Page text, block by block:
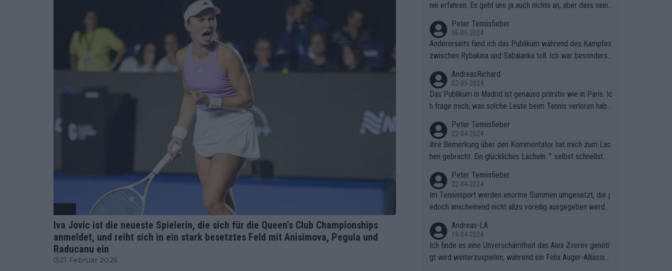
Iva Jovic ist die neueste Spielerin, die sich für die Queen's Club Championships
anmeldet, und reiht sich in ein stark besetztes Feld mit Anisimova, Pegula und
Raducanu ein
21 Februar 2026
nie erfahren. Es geht uns ja auch nichts an, aber dass seine
Peter Tennisfieber
06-05-2024
Andererseits fand ich das Publikum während des Kampfes
zwischen Rybakina und Sabalanka toll. Ich war besonders ü
AndreasRichard
02-05-2024
Das Publikum in Madrid ist genauso primitiv wie in Paris. Ic
h frage mich, was solche Leute beim Tennis verloren habe
er aufgehoben.
Peter Tennisfieber
22-04-2024
Ihre Bemerkung über den Kommentator hat mich zum Lac
hen gebracht. Ein glückliches Lächeln. "..selbst schnellstmö
Peter Tennisfieber
22-04-2024
Im Tennissport werden enorme Summen umgesetzt, die j
edoch anscheinend nicht allzu voreilig ausgegeben werde
Andreas-LA
19-04-2024
Ich finde es eine Unverschämtheit das Alex Zverev genöti
gt wird weiterzuspielen, während ein Felix Auger-Alliassim